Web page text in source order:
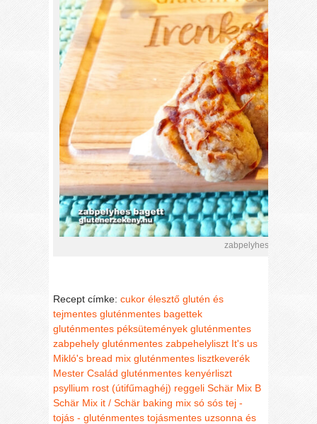
zabpelyhes bagett
Recept címke:cukor élesztő glutén és
tejmentes gluténmentes bagettek
gluténmentes péksütemények gluténmentes
zabpehely gluténmentes zabpehelyliszt It's us
Mikló's bread mix gluténmentes lisztkeverék
Mester Család gluténmentes kenyérliszt
psyllium rost (útifűmaghéj) reggeli Schär Mix B
Schär Mix it / Schär baking mix só sós tej -
tojás - gluténmentes tojásmentes uzsonna és